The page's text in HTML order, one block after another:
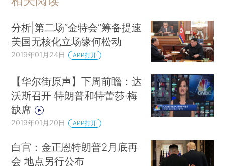
分析|第二场“金特会”筹备提速
美国无核化立场缘何松动
2019年01月24日 APP打开
【华尔街原声】下周前瞻：达
沃斯召开 特朗普和特蕾莎·梅
缺席
2019年01月20日 APP打开
白宫：金正恩特朗普2月底再
会 地点另行公布